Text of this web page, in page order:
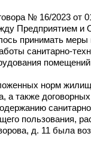
№ 16/2023 от
Предприятием и
принимать меры
санитарно-
норм
а также
пользования,
д. 11 была